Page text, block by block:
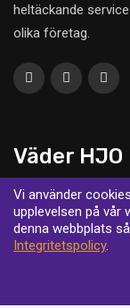
heltäckande
olika företag.
Väder
Vi använder
upplevelsen på vår
denna webbplats
Integritetspolicy.